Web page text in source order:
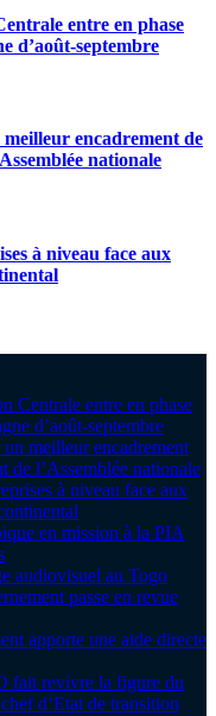
entre en phase
d’août-septembre
encadrement de
nationale
à niveau face aux
Centrale entre en phase
d’août-septembre
meilleur encadrement
de l’Assemblée nationale
à niveau face aux
en mission à la PIA
audiovisuel au Togo
passe en revue
apporte une aide directe
fait revivre la figure du
d’Etat de transition